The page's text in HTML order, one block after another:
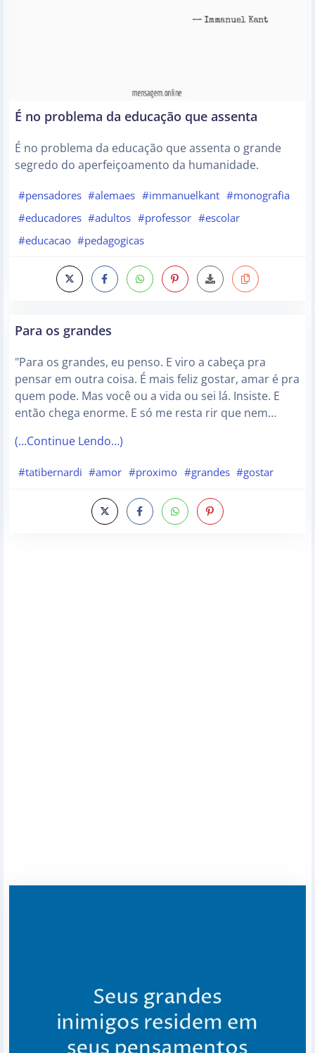
É no problema da educação que assenta
É no problema da educação que assenta o grande
segredo do aperfeiçoamento da humanidade.
#pensadores #alemaes #immanuelkant #monografia
#educadores #adultos #professor #escolar
#educacao #pedagogicas
Para os grandes
"Para os grandes, eu penso. E viro a cabeça pra
pensar em outra coisa. É mais feliz gostar, amar é pra
quem pode. Mas você ou a vida ou sei lá. Insiste. E
então chega enorme. E só me resta rir que nem…
(…Continue Lendo…)
#tatibernardi #amor #proximo #grandes #gostar